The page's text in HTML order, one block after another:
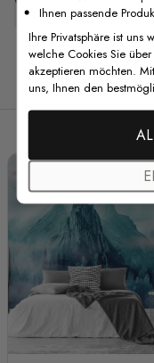
Ihnen passende
Ihre Privatsphäre ist uns
welche Cookies Sie
akzeptieren möchten.
uns, Ihnen den